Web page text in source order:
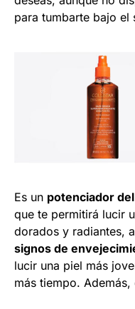
para tumbarte bajo el
Es un potenciador
que te permitirá lucir
dorados y radiantes,
signos de
lucir una piel más
más tiempo. Además,